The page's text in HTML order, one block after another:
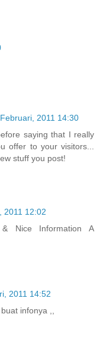
2011 14:30
saying that I really
offer to your visitors...
stuff you post!
2011 12:02
Nice Information A
2011 14:52
infonya ,,